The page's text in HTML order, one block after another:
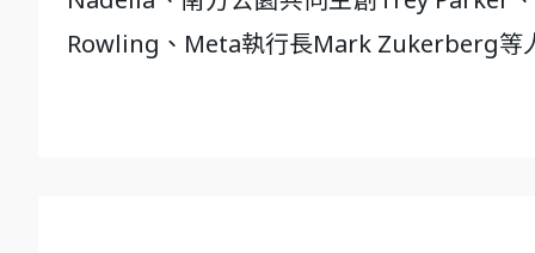
Rowling、Meta執行長Mark Zukerberg等